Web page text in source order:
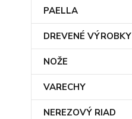
PAELLA
DREVENÉ VÝROBKY
NOŽE
VARECHY
NEREZOVÝ RIAD